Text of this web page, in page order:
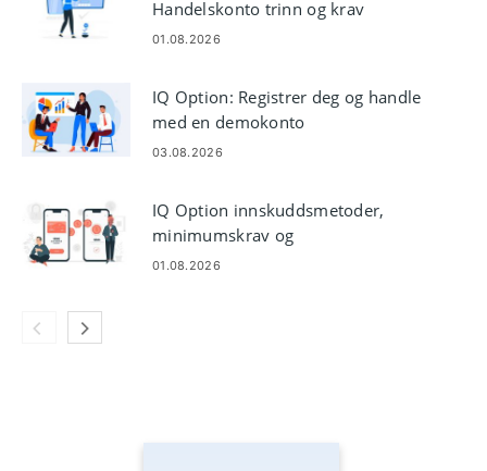
Handelskonto trinn og krav
01.08.2026
IQ Option: Registrer deg og handle
med en demokonto
03.08.2026
IQ Option innskuddsmetoder,
minimumskrav og
behandlingstider
01.08.2026